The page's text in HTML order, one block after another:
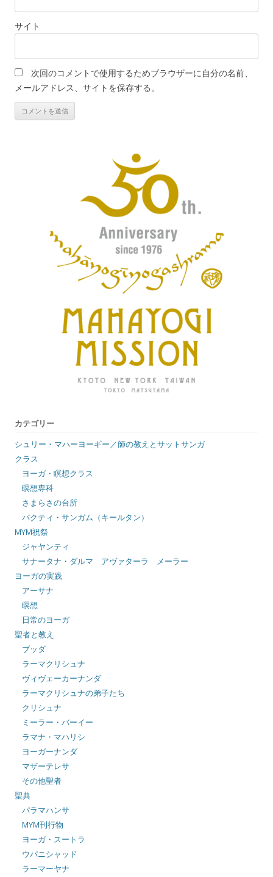
サイト
次回のコメントで使用するためブラウザーに自分の名前、
メールアドレス、サイトを保存する。
カテゴリー
シュリー・マハーヨーギー／師の教えとサットサンガ
クラス
ヨーガ・瞑想クラス
瞑想専科
さまらさの台所
バクティ・サンガム（キールタン）
MYM祝祭
ジャヤンティ
サナータナ・ダルマ アヴァターラ メーラー
ヨーガの実践
アーサナ
瞑想
日常のヨーガ
聖者と教え
ブッダ
ラーマクリシュナ
ヴィヴェーカーナンダ
ラーマクリシュナの弟子たち
クリシュナ
ミーラー・バーイー
ラマナ・マハリシ
ヨーガーナンダ
マザーテレサ
その他聖者
聖典
パラマハンサ
MYM刊行物
ヨーガ・スートラ
ウパニシャッド
ラーマーヤナ